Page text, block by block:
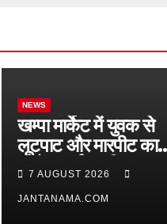
NEWS
खम्पा मार्केट में युवक से
लूटपाट और मारपीट का
आरोप, पार्षद अमित साह
‘मोनू’ ने पुलिस से की सख्त
कार्रवाई की मांग
7 AUGUST 2026
JANTANAMA.COM